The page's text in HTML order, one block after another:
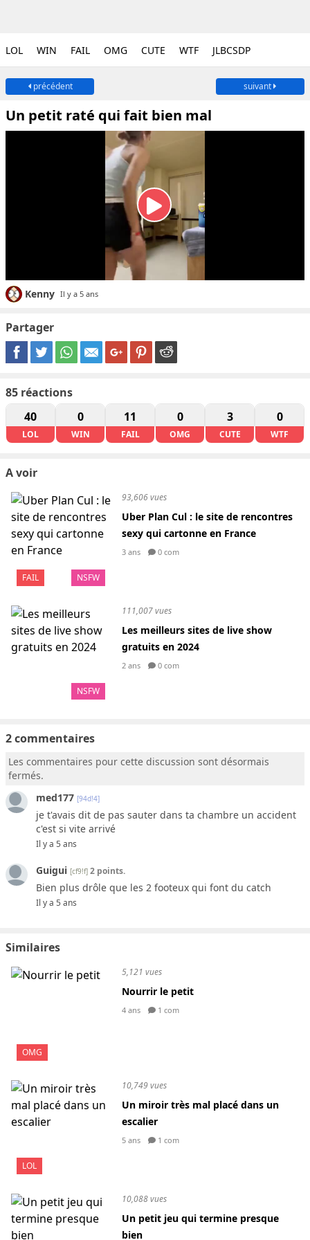
LOL WIN FAIL OMG CUTE WTF JLBCSDP
précédent suivant
Un petit raté qui fait bien mal
Kenny Il y a 5 ans
Partager
85 réactions
40
LOL
0
WIN
11
FAIL
0
OMG
3
CUTE
0
WTF
A voir
FAIL NSFW
93,606 vues
Uber Plan Cul : le site de rencontres
sexy qui cartonne en France
3 ans 0 com
NSFW
111,007 vues
Les meilleurs sites de live show
gratuits en 2024
2 ans 0 com
2 commentaires
Les commentaires pour cette discussion sont désormais
fermés.
med177 [94d!4]
je t'avais dit de pas sauter dans ta chambre un accident
c'est si vite arrivé
Il y a 5 ans
Guigui [cf9!f] 2 points.
Bien plus drôle que les 2 footeux qui font du catch
Il y a 5 ans
Similaires
OMG
5,121 vues
Nourrir le petit
4 ans 1 com
LOL
10,749 vues
Un miroir très mal placé dans un
escalier
5 ans 1 com
10,088 vues
Un petit jeu qui termine presque
bien